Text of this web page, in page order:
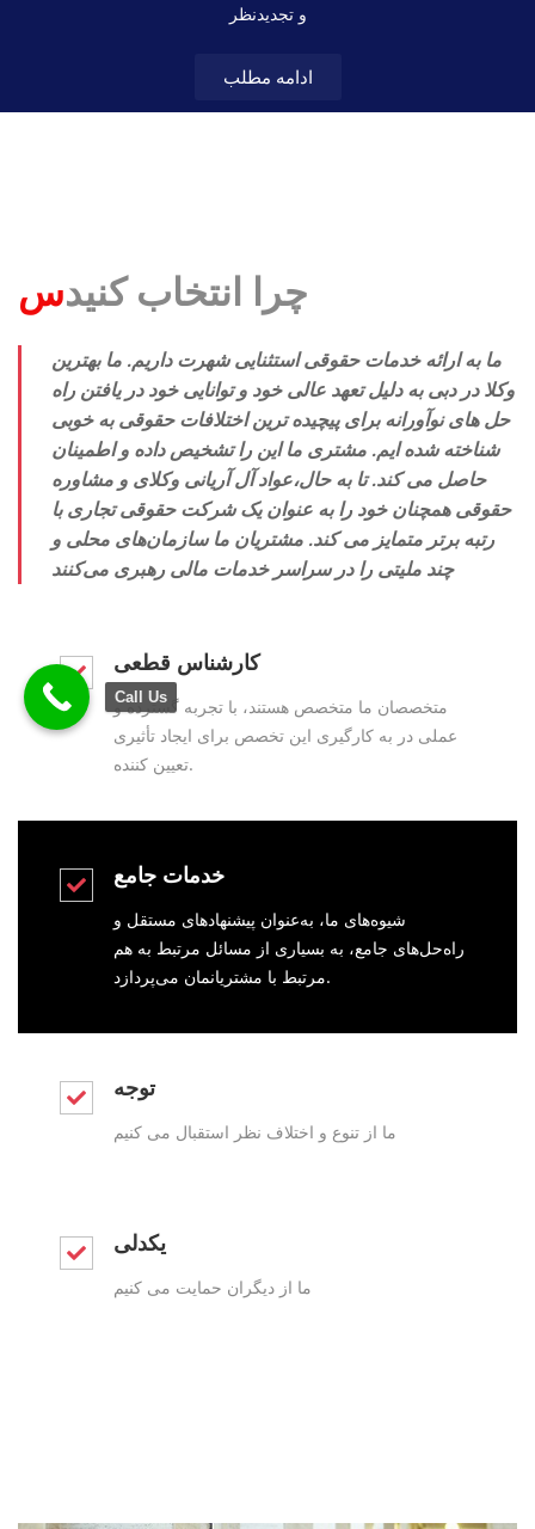
و تجدیدنظر
ادامه مطلب
چرا انتخاب کنیدس
ما به ارائه خدمات حقوقی استثنایی شهرت داریم. ما بهترین
وکلا در دبی به دلیل تعهد عالی خود و توانایی خود در یافتن راه
حل های نوآورانه برای پیچیده ترین اختلافات حقوقی به خوبی
شناخته شده ایم. مشتری ما این را تشخیص داده و اطمینان
حاصل می کند. تا به حال،عواد آل آریانی وکلای و مشاوره
حقوقی همچنان خود را به عنوان یک شرکت حقوقی تجاری با
رتبه برتر متمایز می کند. مشتریان ما سازمان‌های محلی و
چند ملیتی را در سراسر خدمات مالی رهبری می‌کنند
کارشناس قطعی
متخصصان ما متخصص هستند، با تجربه گسترده و
عملی در به کارگیری این تخصص برای ایجاد تأثیری
تعیین کننده.
خدمات جامع
شیوه‌های ما، به‌عنوان پیشنهادهای مستقل و
راه‌حل‌های جامع، به بسیاری از مسائل مرتبط به هم
مرتبط با مشتریانمان می‌پردازد.
توجه
ما از تنوع و اختلاف نظر استقبال می کنیم
یکدلی
ما از دیگران حمایت می کنیم
Call Us